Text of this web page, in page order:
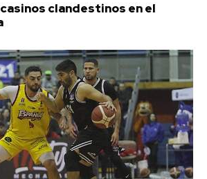
clandestinos en el